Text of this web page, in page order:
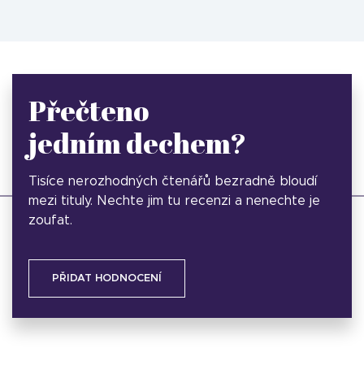
Přečteno
jedním dechem?
Tisíce nerozhodných čtenářů bezradně bloudí
mezi tituly. Nechte jim tu recenzi a nenechte je
zoufat.
PŘIDAT HODNOCENÍ